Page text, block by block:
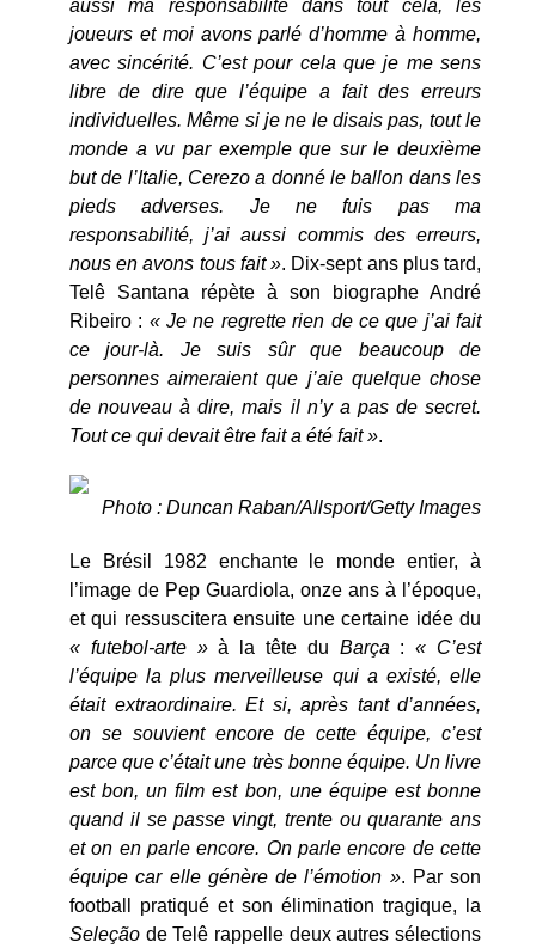
aussi ma responsabilité dans tout cela, les
joueurs et moi avons parlé d’homme à homme,
avec sincérité. C’est pour cela que je me sens
libre de dire que l’équipe a fait des erreurs
individuelles. Même si je ne le disais pas, tout le
monde a vu par exemple que sur le deuxième
but de l’Italie, Cerezo a donné le ballon dans les
pieds adverses. Je ne fuis pas ma
responsabilité, j’ai aussi commis des erreurs,
nous en avons tous fait ». Dix-sept ans plus tard,
Telê Santana répète à son biographe André
Ribeiro : « Je ne regrette rien de ce que j’ai fait
ce jour-là. Je suis sûr que beaucoup de
personnes aimeraient que j’aie quelque chose
de nouveau à dire, mais il n’y a pas de secret.
Tout ce qui devait être fait a été fait ».
Photo : Duncan Raban/Allsport/Getty Images
Le Brésil 1982 enchante le monde entier, à
l’image de Pep Guardiola, onze ans à l’époque,
et qui ressuscitera ensuite une certaine idée du
« futebol-arte »à la tête du Barça :« C’est
l’équipe la plus merveilleuse qui a existé, elle
était extraordinaire. Et si, après tant d’années,
on se souvient encore de cette équipe, c’est
parce que c’était une très bonne équipe. Un livre
est bon, un film est bon, une équipe est bonne
quand il se passe vingt, trente ou quarante ans
et on en parle encore. On parle encore de cette
équipe car elle génère de l’émotion ». Par son
football pratiqué et son élimination tragique, la
Seleção de Telê rappelle deux autres sélections